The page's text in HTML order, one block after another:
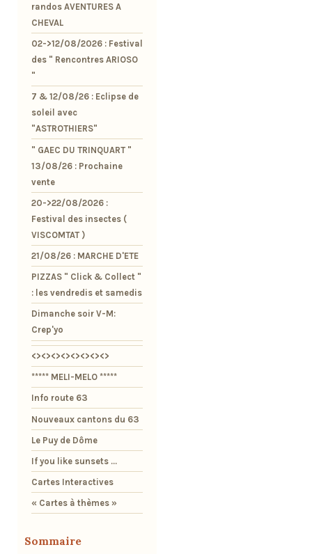
randos AVENTURES A
CHEVAL
02->12/08/2026 : Festival
des " Rencontres ARIOSO
"
7 & 12/08/26 : Eclipse de
soleil avec
"ASTROTHIERS"
" GAEC DU TRINQUART "
13/08/26 : Prochaine
vente
20->22/08/2026 :
Festival des insectes (
VISCOMTAT )
21/08/26 : MARCHE D'ETE
PIZZAS " Click & Collect "
: les vendredis et samedis
Dimanche soir V-M:
Crep'yo
<><><><><><><><>
***** MELI-MELO *****
Info route 63
Nouveaux cantons du 63
Le Puy de Dôme
If you like sunsets ...
Cartes Interactives
« Cartes à thèmes »
Sommaire